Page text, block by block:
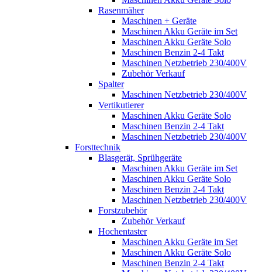
Rasenmäher
Maschinen + Geräte
Maschinen Akku Geräte im Set
Maschinen Akku Geräte Solo
Maschinen Benzin 2-4 Takt
Maschinen Netzbetrieb 230/400V
Zubehör Verkauf
Spalter
Maschinen Netzbetrieb 230/400V
Vertikutierer
Maschinen Akku Geräte Solo
Maschinen Benzin 2-4 Takt
Maschinen Netzbetrieb 230/400V
Forsttechnik
Blasgerät, Sprühgeräte
Maschinen Akku Geräte im Set
Maschinen Akku Geräte Solo
Maschinen Benzin 2-4 Takt
Maschinen Netzbetrieb 230/400V
Forstzubehör
Zubehör Verkauf
Hochentaster
Maschinen Akku Geräte im Set
Maschinen Akku Geräte Solo
Maschinen Benzin 2-4 Takt